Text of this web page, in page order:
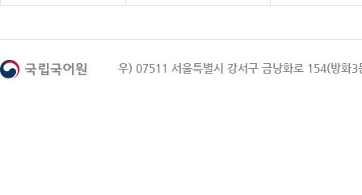
우) 07511 서울특별시 강서구 금낭화로 154(방화3